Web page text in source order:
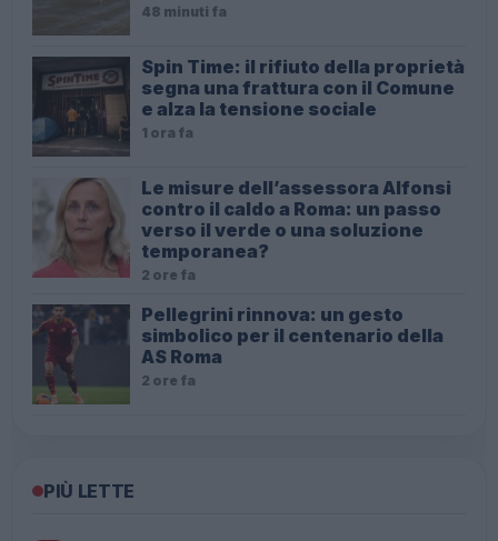
48 minuti fa
Spin Time: il rifiuto della proprietà
segna una frattura con il Comune
e alza la tensione sociale
1 ora fa
Le misure dell’assessora Alfonsi
contro il caldo a Roma: un passo
verso il verde o una soluzione
temporanea?
2 ore fa
Pellegrini rinnova: un gesto
simbolico per il centenario della
AS Roma
2 ore fa
PIÙ LETTE